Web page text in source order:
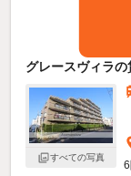
グレースヴィラの
すべての写真